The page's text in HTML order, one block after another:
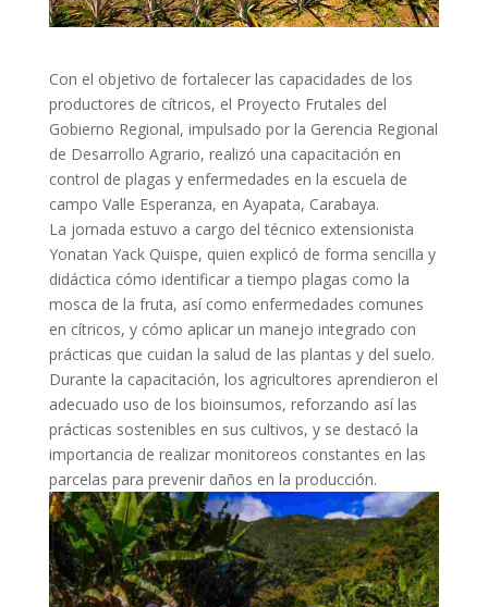
Con el objetivo de fortalecer las capacidades de los
productores de cítricos, el Proyecto Frutales del
Gobierno Regional, impulsado por la Gerencia Regional
de Desarrollo Agrario, realizó una capacitación en
control de plagas y enfermedades en la escuela de
campo Valle Esperanza, en Ayapata, Carabaya.
La jornada estuvo a cargo del técnico extensionista
Yonatan Yack Quispe, quien explicó de forma sencilla y
didáctica cómo identificar a tiempo plagas como la
mosca de la fruta, así como enfermedades comunes
en cítricos, y cómo aplicar un manejo integrado con
prácticas que cuidan la salud de las plantas y del suelo.
Durante la capacitación, los agricultores aprendieron el
adecuado uso de los bioinsumos, reforzando así las
prácticas sostenibles en sus cultivos, y se destacó la
importancia de realizar monitoreos constantes en las
parcelas para prevenir daños en la producción.